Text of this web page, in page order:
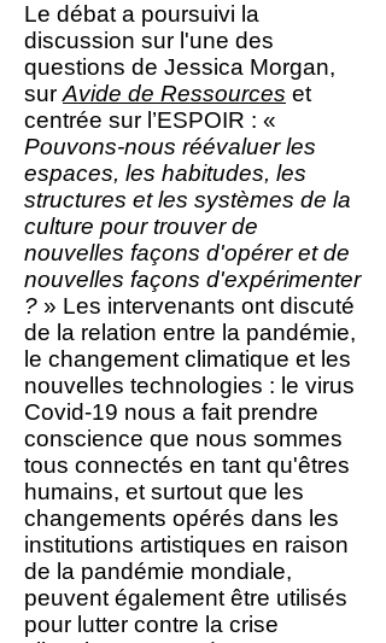
Le débat a poursuivi la
discussion sur l'une des
questions de Jessica Morgan,
sur Avide de Ressources et
centrée sur l’ESPOIR : «
Pouvons-nous réévaluer les
espaces, les habitudes, les
structures et les systèmes de la
culture pour trouver de
nouvelles façons d'opérer et de
nouvelles façons d'expérimenter
? » Les intervenants ont discuté
de la relation entre la pandémie,
le changement climatique et les
nouvelles technologies : le virus
Covid-19 nous a fait prendre
conscience que nous sommes
tous connectés en tant qu'êtres
humains, et surtout que les
changements opérés dans les
institutions artistiques en raison
de la pandémie mondiale,
peuvent également être utilisés
pour lutter contre la crise